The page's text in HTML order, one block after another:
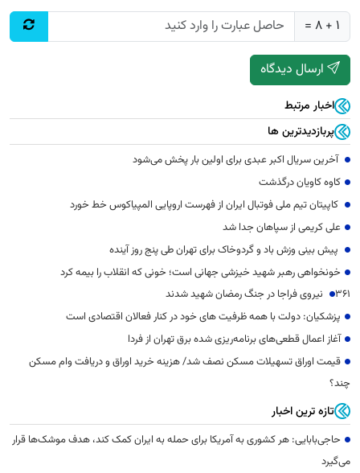
1 + 8 =
اخبار مرتبط
پربازدیدترین ها
آخرین سریال اکبر عبدی برای اولین بار پخش می‌شود
کاوه کاویان درگذشت
کاپیتان تیم ملی فوتبال ایران از فهرست اروپایی المپیاکوس خط خورد
علی کریمی از سپاهان جدا شد
پیش بینی وزش باد و گردوخاک برای تهران طی پنج روز آینده
خونخواهی رهبر شهید خیزشی جهانی است؛ خونی که انقلاب را بیمه کرد
۳۶۱ نیروی فراجا در جنگ رمضان شهید شدند
پزشکیان: دولت با همه ظرفیت های خود در کنار فعالان اقتصادی است
آغاز اعمال قطعی‌های برنامه‌ریزی شده برق تهران از فردا
قیمت اوراق تسهیلات مسکن نصف شد/ هزینه خرید اوراق و دریافت وام مسکن
چند؟
تازه ترین اخبار
حاجی‌بابایی: هر کشوری به آمریکا برای حمله به ایران کمک کند، هدف موشک‌ها قرار
می‌گیرد